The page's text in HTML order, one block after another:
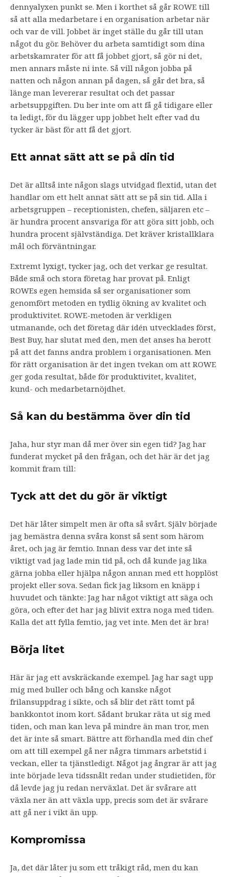
dennyalyxen punkt se. Men i korthet så går ROWE till
så att alla medarbetare i en organisation arbetar när
och var de vill. Jobbet är inget ställe du går till utan
något du gör. Behöver du arbeta samtidigt som dina
arbetskamrater för att få jobbet gjort, så gör ni det,
men annars måste ni inte. Så vill någon jobba på
natten och någon annan på dagen, så går det bra, så
länge man levererar resultat och det passar
arbetsuppgiften. Du ber inte om att få gå tidigare eller
ta ledigt, för du lägger upp jobbet helt efter vad du
tycker är bäst för att få det gjort.
Ett annat sätt att se på din tid
Det är alltså inte någon slags utvidgad flextid, utan det
handlar om ett helt annat sätt att se på sin tid. Alla i
arbetsgruppen – receptionisten, chefen, säljaren etc –
är hundra procent ansvariga för att göra sitt jobb, och
hundra procent självständiga. Det kräver kristallklara
mål och förväntningar.
Extremt lyxigt, tycker jag, och det verkar ge resultat.
Både små och stora företag har provat på. Enligt
ROWEs egen hemsida så ser organisationer som
genomfört metoden en tydlig ökning av kvalitet och
produktivitet. ROWE-metoden är verkligen
utmanande, och det företag där idén utvecklades först,
Best Buy, har slutat med den, men det anses ha berott
på att det fanns andra problem i organisationen. Men
för rätt organisation är det ingen tvekan om att ROWE
ger goda resultat, både för produktivitet, kvalitet,
kund- och medarbetarnöjdhet.
Så kan du bestämma över din tid
Jaha, hur styr man då mer över sin egen tid? Jag har
funderat mycket på den frågan, och det här är det jag
kommit fram till:
Tyck att det du gör är viktigt
Det här låter simpelt men är ofta så svårt. Själv började
jag bemästra denna svåra konst så sent som härom
året, och jag är femtio. Innan dess var det inte så
viktigt vad jag lade min tid på, och då kunde jag lika
gärna jobba eller hjälpa någon annan med ett hopplöst
projekt eller sova. Sedan fick jag liksom en knäpp i
huvudet och tänkte: Jag har något viktigt att säga och
göra, och efter det har jag blivit extra noga med tiden.
Kalla det att fylla femtio, jag vet inte. Men det är bra!
Börja litet
Här är jag ett avskräckande exempel. Jag har sagt upp
mig med buller och bång och kanske något
frilansuppdrag i sikte, och så blir det rätt tomt på
bankkontot inom kort. Sådant brukar räta ut sig med
tiden, och man kan leva på mindre än man tror, men
det är inte så smart. Bättre att förhandla med din chef
om att till exempel gå ner några timmars arbetstid i
veckan, eller ta tjänstledigt. Något jag ångrar är att jag
inte började leva tidssnålt redan under studietiden, för
då levde jag ju redan nerväxlat. Det är svårare att
växla ner än att växla upp, precis som det är svårare
att gå ner i vikt än upp.
Kompromissa
Ja, det där låter ju som ett tråkigt råd, men du kan